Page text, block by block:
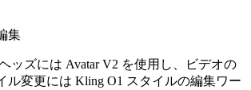
集
ッズには Avatar V2 を使用し、ビデオの
ル変更には Kling O1 スタイルの編集ワー